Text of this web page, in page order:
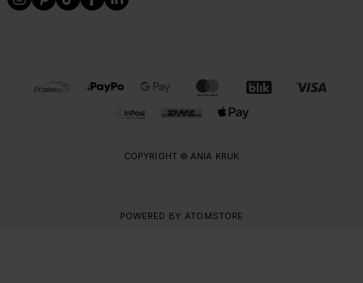
OBSŁUGIWANE FORMY PŁATNOŚCI I DOSTAWY
COPYRIGHT © ANIA KRUK
POWERED BY: ATOMSTORE